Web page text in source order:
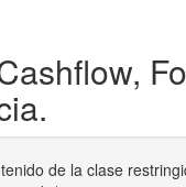
de la clase